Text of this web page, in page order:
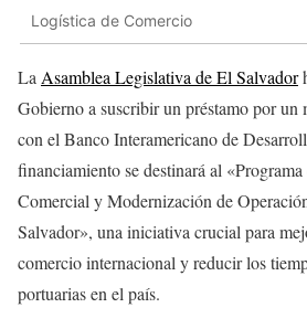
Logística de Comercio
La Asamblea Legislativa de El Salvador
Gobierno a suscribir un préstamo por un
con el Banco Interamericano de
financiamiento se destinará al
Comercial y Modernización de
Salvador», una iniciativa crucial para
comercio internacional y reducir los
portuarias en el país.